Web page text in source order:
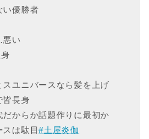
い優勝者
悪い
ユニバースなら髪を上げ
皆長身
からか話題作りに最初か
スは駄目#土屋炎伽